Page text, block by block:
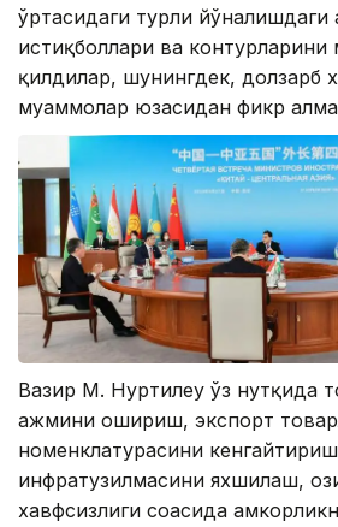
ўртасидаги турли йўналишдаги
истиқболлари ва контурларини
қилдилар, шунингдек, долзарб
муаммолар юзасидан фикр
Вазир М. Нуртилеу ўз нутқида
ҳажмини ошириш, экспорт
номенклатурасини
инфратузилмасини яхшилаш,
хавфсизлиги соҳасида